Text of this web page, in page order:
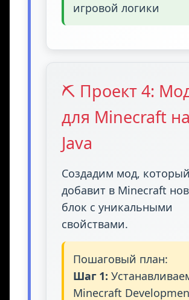
игровой логики
⛏️ Проект 4:
для Minecraft на
Java
Создадим мод, который
добавит в Minecraft
блок с уникальными
свойствами.
Пошаговый план:
Шаг 1:
Minecraft